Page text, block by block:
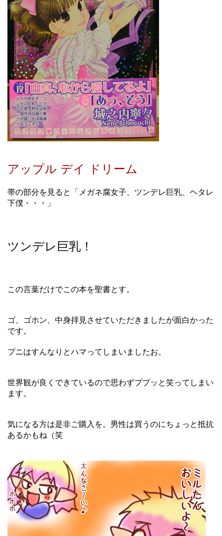
アップル デイ ドリーム
帯の部分を見ると「メガネ腐女子、ツンデレ巨乳、ヘタレ
下僕・・・」
ツンデレ巨乳！
この言葉だけでこの本を聖書とす。
ゴ、ゴホン、中身拝見させていただきましたが面白かった
です。
プニはすんなりとハマってしまいましたお。
世界観が良くできているので思わずププッと笑ってしまい
ます。
気になる方は是非ご購入を。男性は買うのにちょっと抵抗
あるかもね（笑